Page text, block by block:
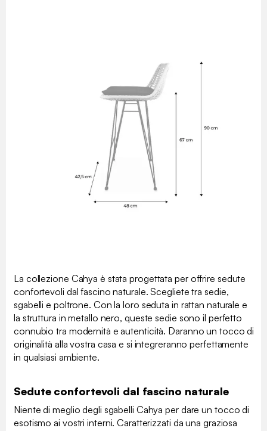
La collezione Cahya è stata progettata per offrire sedute
confortevoli dal fascino naturale. Scegliete tra sedie,
sgabelli e poltrone. Con la loro seduta in rattan naturale e
la struttura in metallo nero, queste sedie sono il perfetto
connubio tra modernità e autenticità. Daranno un tocco di
originalità alla vostra casa e si integreranno perfettamente
in qualsiasi ambiente.
Sedute confortevoli dal fascino naturale
Niente di meglio degli sgabelli Cahya per dare un tocco di
esotismo ai vostri interni. Caratterizzati da una graziosa